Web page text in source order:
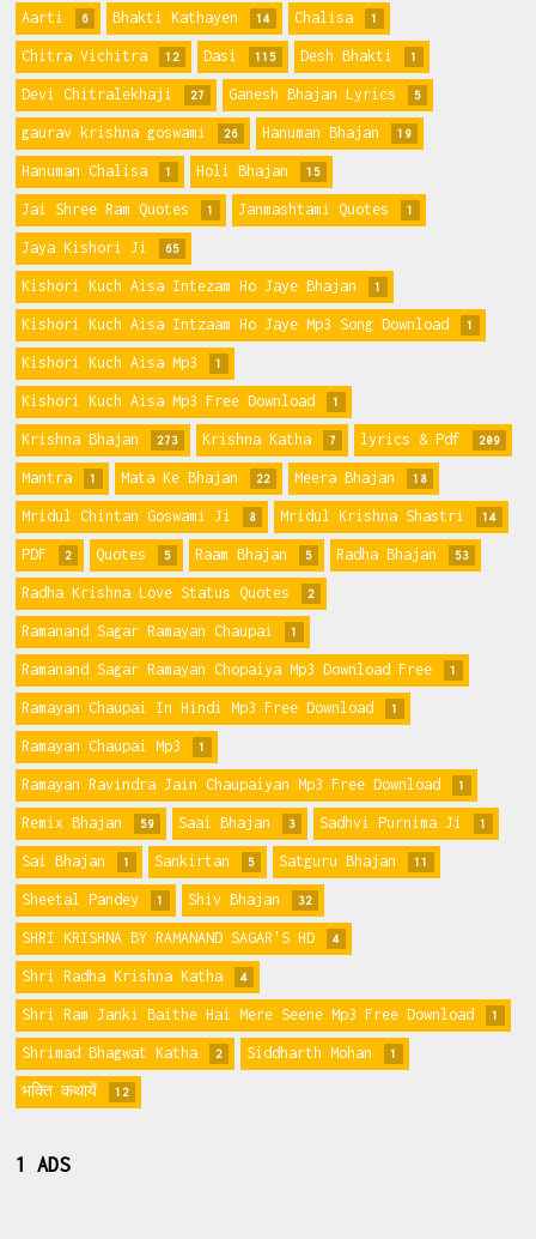
Aarti 6 Bhakti Kathayen 14 Chalisa 1
Chitra Vichitra 12 Dasi 115 Desh Bhakti 1
Devi Chitralekhaji 27 Ganesh Bhajan Lyrics 5
gaurav krishna goswami 26 Hanuman Bhajan 19
Hanuman Chalisa 1 Holi Bhajan 15
Jai Shree Ram Quotes 1 Janmashtami Quotes 1
Jaya Kishori Ji 65
Kishori Kuch Aisa Intezam Ho Jaye Bhajan 1
Kishori Kuch Aisa Intzaam Ho Jaye Mp3 Song Download 1
Kishori Kuch Aisa Mp3 1
Kishori Kuch Aisa Mp3 Free Download 1
Krishna Bhajan 273 Krishna Katha 7 lyrics & Pdf 209
Mantra 1 Mata Ke Bhajan 22 Meera Bhajan 18
Mridul Chintan Goswami Ji 8 Mridul Krishna Shastri 14
PDF 2 Quotes 5 Raam Bhajan 5 Radha Bhajan 53
Radha Krishna Love Status Quotes 2
Ramanand Sagar Ramayan Chaupai 1
Ramanand Sagar Ramayan Chopaiya Mp3 Download Free 1
Ramayan Chaupai In Hindi Mp3 Free Download 1
Ramayan Chaupai Mp3 1
Ramayan Ravindra Jain Chaupaiyan Mp3 Free Download 1
Remix Bhajan 59 Saai Bhajan 3 Sadhvi Purnima Ji 1
Sai Bhajan 1 Sankirtan 5 Satguru Bhajan 11
Sheetal Pandey 1 Shiv Bhajan 32
SHRI KRISHNA BY RAMANAND SAGAR'S HD 4
Shri Radha Krishna Katha 4
Shri Ram Janki Baithe Hai Mere Seene Mp3 Free Download 1
Shrimad Bhagwat Katha 2 Siddharth Mohan 1
भक्ति कथायें 12
1 ADS